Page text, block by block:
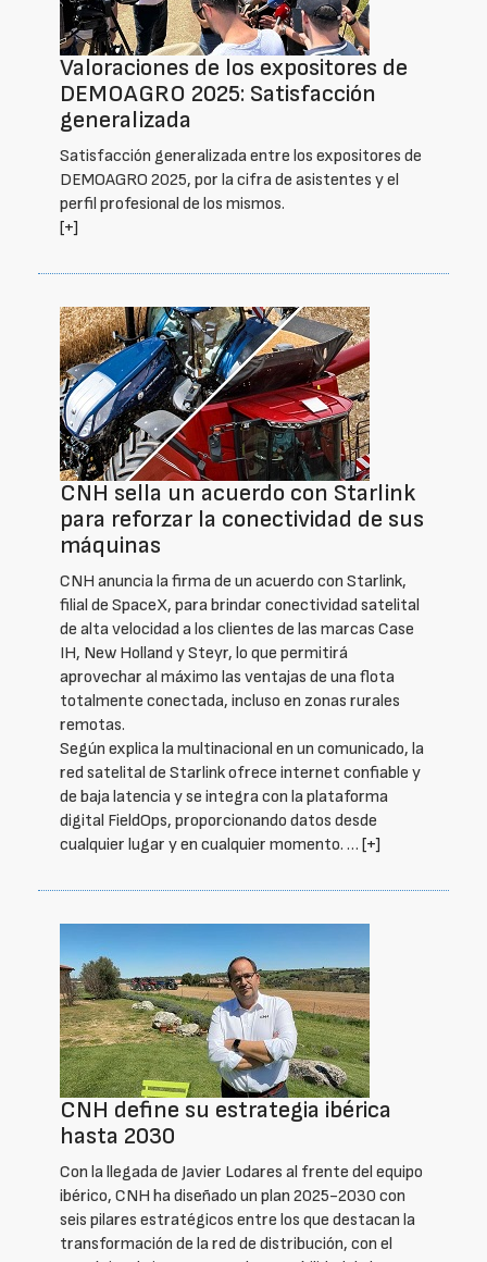
Valoraciones de los expositores de
DEMOAGRO 2025: Satisfacción
generalizada
Satisfacción generalizada entre los expositores de
DEMOAGRO 2025, por la cifra de asistentes y el
perfil profesional de los mismos.
[+]
CNH sella un acuerdo con Starlink
para reforzar la conectividad de sus
máquinas
CNH anuncia la firma de un acuerdo con Starlink,
filial de SpaceX, para brindar conectividad satelital
de alta velocidad a los clientes de las marcas Case
IH, New Holland y Steyr, lo que permitirá
aprovechar al máximo las ventajas de una flota
totalmente conectada, incluso en zonas rurales
remotas.
Según explica la multinacional en un comunicado, la
red satelital de Starlink ofrece internet confiable y
de baja latencia y se integra con la plataforma
digital FieldOps, proporcionando datos desde
cualquier lugar y en cualquier momento. … [+]
CNH define su estrategia ibérica
hasta 2030
Con la llegada de Javier Lodares al frente del equipo
ibérico, CNH ha diseñado un plan 2025-2030 con
seis pilares estratégicos entre los que destacan la
transformación de la red de distribución, con el